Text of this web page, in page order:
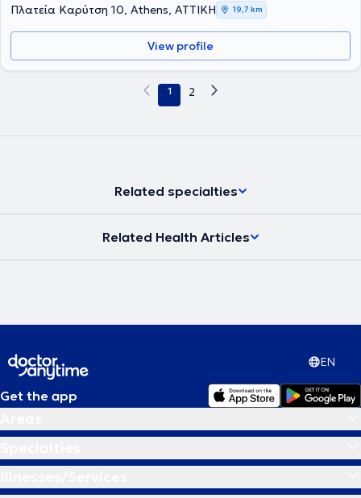
Πλατεία Καρύτση 10, Athens, ΑΤΤΙΚΗ 19,7 km
View profile
1 2
Related specialties
Related Health Articles
EN
Get the app